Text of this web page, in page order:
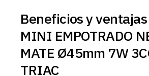
Beneficios y ventajas
MINI EMPOTRADO
MATE Ø45mm 7W
TRIAC